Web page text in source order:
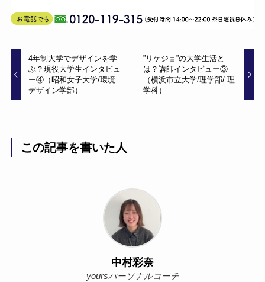
4年制大学でデザインを学
ぶ？現役大学生インタビュ
ー④（昭和女子大学/環境
デザイン学部）
”リケジョ”の大学生活と
は？講師インタビュー③
（横浜市立大学/理学部/ 理
学科）
この記事を書いた人
中村彩奈
yoursパーソナルコーチ